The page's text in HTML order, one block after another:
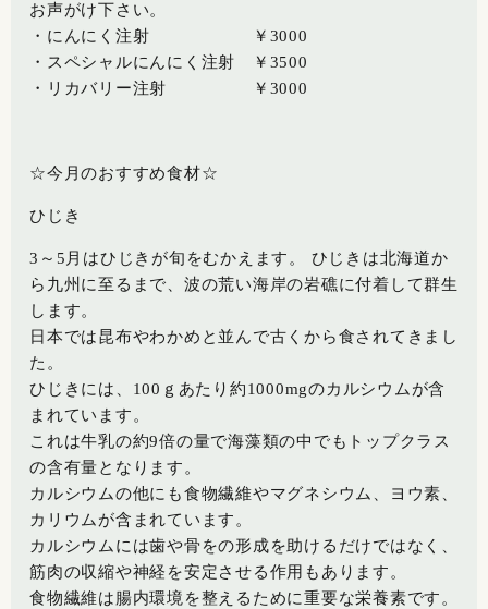
お声がけ下さい。
・にんにく注射 ￥3000
・スペシャルにんにく注射 ￥3500
・リカバリー注射 ￥3000
☆今月のおすすめ食材☆
ひじき
3～5月はひじきが旬をむかえます。 ひじきは北海道か
ら九州に至るまで、波の荒い海岸の岩礁に付着して群生
します。
日本では昆布やわかめと並んで古くから食されてきまし
た。
ひじきには、100ｇあたり約1000mgのカルシウムが含
まれています。
これは牛乳の約9倍の量で海藻類の中でもトップクラス
の含有量となります。
カルシウムの他にも食物繊維やマグネシウム、ヨウ素、
カリウムが含まれています。
カルシウムには歯や骨をの形成を助けるだけではなく、
筋肉の収縮や神経を安定させる作用もあります。
食物繊維は腸内環境を整えるために重要な栄養素です。